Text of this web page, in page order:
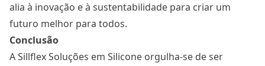
alia à inovação e à sustentabilidade para criar um
futuro melhor para todos.
Conclusão
A Sillflex Soluções em Silicone orgulha-se de ser